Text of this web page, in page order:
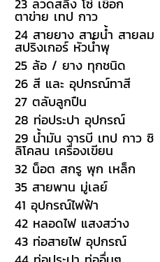
23 ลวดสลิง โซ่ เชือก
ตาข่าย เทป กาว
24 สายยาง สายน้ำ สายลม
สปริงเกอร์ หัวน้ำพุ
25 ล้อ / ยาง ทุกชนิด
26 สี และ อุปกรณ์ทาสี
27 ตลับลูกปืน
28 ท่อประปา อุปกรณ์
29 น้ำมัน จารบี เทป กาว ซิ
ลิโคลน เครื่องเขียน
32 น็อต สกรู พุก เหล็ก
35 สายพาน มู่เลย์
41 อุปกรณ์ไฟฟ้า
42 หลอดไฟ แสงสว่าง
43 ท่อสายไฟ อุปกรณ์